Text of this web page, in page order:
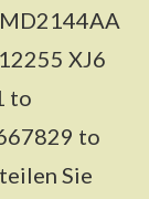
XJ6
to
to
Sie